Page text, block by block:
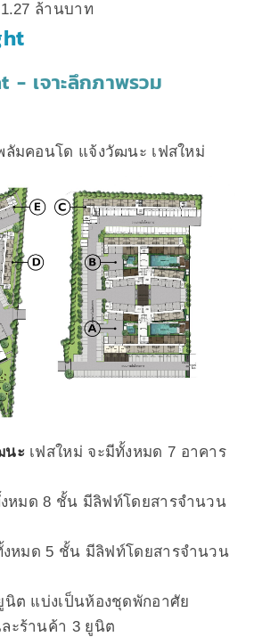
ล้านบาท
- เจาะลึกภาพรวม
ลัมคอนโด แจ้งวัฒนะ เฟสใหม่
นะเฟสใหม่ จะมีทั้งหมด 7 อาคาร
หมด 8 ชั้น มีลิฟท์โดยสารจำนวน
หมด 5 ชั้น มีลิฟท์โดยสารจำนวน
ต แบ่งเป็นห้องชุดพักอาศัย
ะร้านค้า 3 ยูนิต